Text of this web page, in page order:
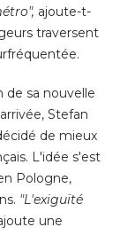
", ajoute-t-
traversent
de sa nouvelle
Stefan
de mieux
L'idée s'est
Pologne,
"L'exiguïté
une